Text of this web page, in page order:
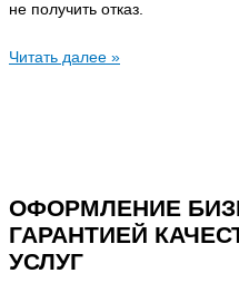
не получить отказ.
Читать далее »
ОФОРМЛЕНИЕ
ГАРАНТИЕЙ
УСЛУГ